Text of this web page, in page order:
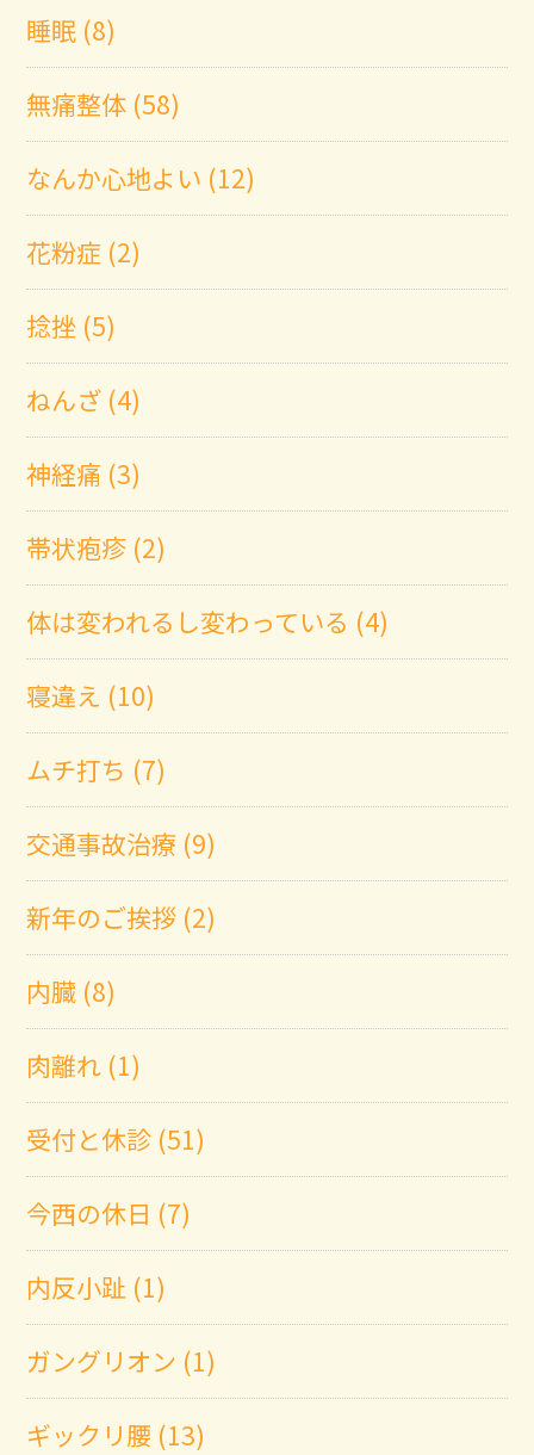
睡眠 (8)
無痛整体 (58)
なんか心地よい (12)
花粉症 (2)
捻挫 (5)
ねんざ (4)
神経痛 (3)
帯状疱疹 (2)
体は変われるし変わっている (4)
寝違え (10)
ムチ打ち (7)
交通事故治療 (9)
新年のご挨拶 (2)
内臓 (8)
肉離れ (1)
受付と休診 (51)
今西の休日 (7)
内反小趾 (1)
ガングリオン (1)
ギックリ腰 (13)